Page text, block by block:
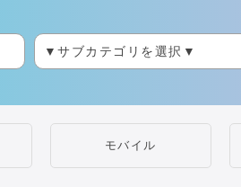
モバイル